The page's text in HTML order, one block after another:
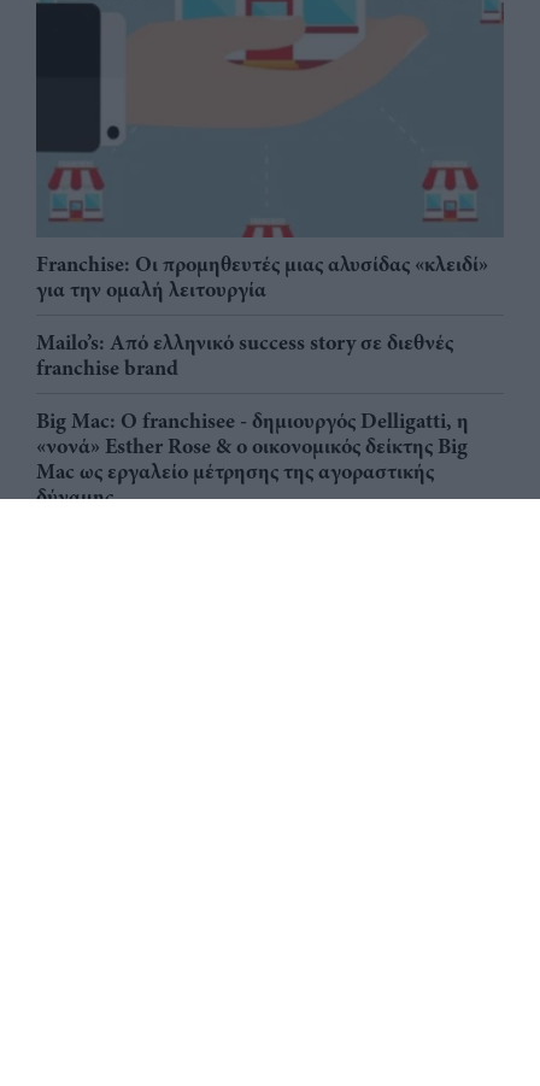
Franchise: Οι προμηθευτές μιας αλυσίδας «κλειδί»
για την ομαλή λειτουργία
Mailo’s: Από ελληνικό success story σε διεθνές
franchise brand
Big Mac: Ο franchisee - δημιουργός Delligatti, η
«νονά» Esther Rose & ο οικονομικός δείκτης Big
Mac ως εργαλείο μέτρησης της αγοραστικής
δύναμης